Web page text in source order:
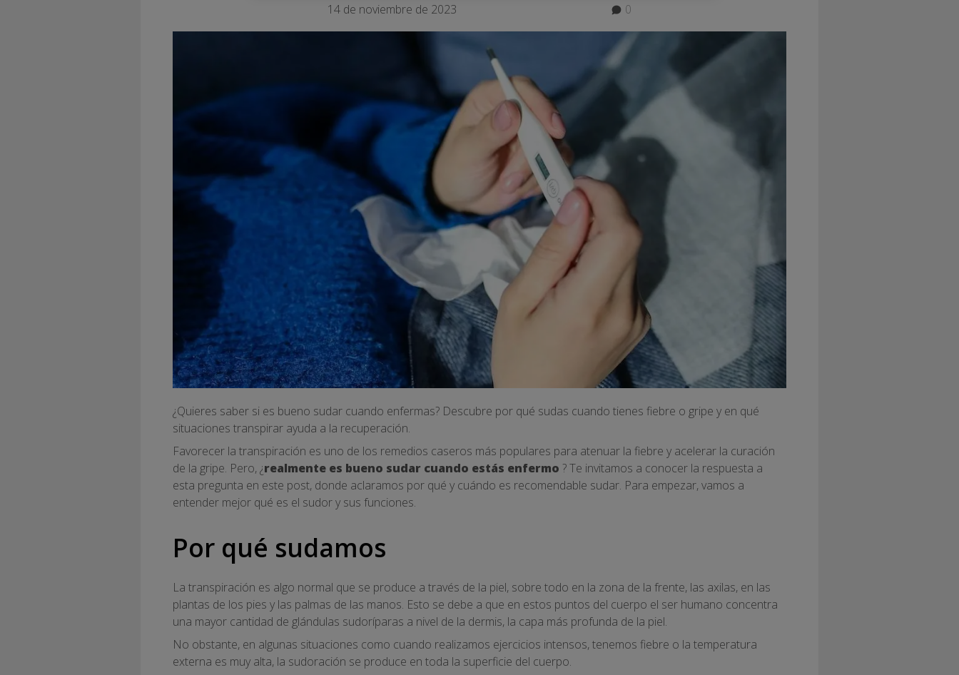
14 de noviembre de 2023 0
¿Quieres saber si es bueno sudar cuando enfermas? Descubre por qué sudas cuando tienes fiebre o gripe y en qué
situaciones transpirar ayuda a la recuperación.
Favorecer la transpiración es uno de los remedios caseros más populares para atenuar la fiebre y acelerar la curación
de la gripe. Pero, ¿realmente es bueno sudar cuando estás enfermo ? Te invitamos a conocer la respuesta a
esta pregunta en este post, donde aclaramos por qué y cuándo es recomendable sudar. Para empezar, vamos a
entender mejor qué es el sudor y sus funciones.
Por qué sudamos
La transpiración es algo normal que se produce a través de la piel, sobre todo en la zona de la frente, las axilas, en las
plantas de los pies y las palmas de las manos. Esto se debe a que en estos puntos del cuerpo el ser humano concentra
una mayor cantidad de glándulas sudoríparas a nivel de la dermis, la capa más profunda de la piel.
No obstante, en algunas situaciones como cuando realizamos ejercicios intensos, tenemos fiebre o la temperatura
externa es muy alta, la sudoración se produce en toda la superficie del cuerpo.